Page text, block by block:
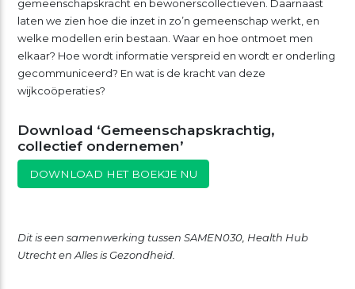
gemeenschapskracht en bewonerscollectieven. Daarnaast
laten we zien hoe die inzet in zo’n gemeenschap werkt, en
welke modellen erin bestaan. Waar en hoe ontmoet men
elkaar? Hoe wordt informatie verspreid en wordt er onderling
gecommuniceerd? En wat is de kracht van deze
wijkcoöperaties?
Download ‘Gemeenschapskrachtig,
collectief ondernemen’
DOWNLOAD HET BOEKJE NU
Dit is een samenwerking tussen SAMEN030, Health Hub
Utrecht en Alles is Gezondheid.